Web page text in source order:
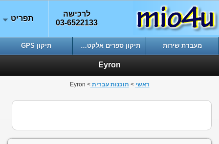
לרכישה
03-6522133
תפריט
מעבדת שירות תיקון ספרים אלקטרוניים תיקון GPS
Eyron
ראשי > תוכנות עברית> Eyron